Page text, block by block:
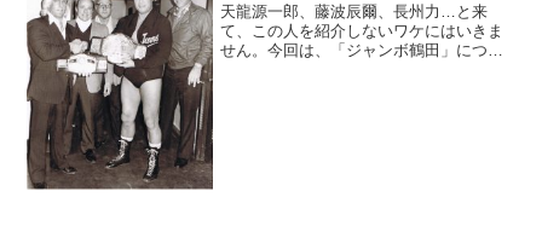
天龍源一郎、藤波辰爾、長州力…と来
て、この人を紹介しないワケにはいきま
せん。今回は、「ジャンボ鶴田」につい